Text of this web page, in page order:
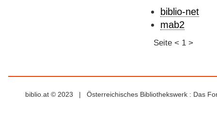
biblio-net
mab2
Seite < 1 >
biblio.at © 2023 | Österreichisches Bibliothekswerk : Das